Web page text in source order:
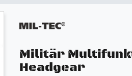
Militär
Headgear